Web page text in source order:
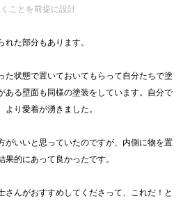
ことを前提に設計
れた部分もあります。
た状態で置いておいてもらって自分たちで塗
ある壁面も同様の塗装をしています。自分で
り愛着が湧きました。
がいいと思っていたのですが、内側に物を置
的にあって良かったです。
さんがおすすめしてくださって、これだ！と